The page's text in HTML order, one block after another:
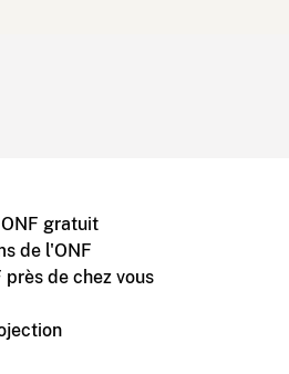
gratuit
de l'ONF
près de chez vous